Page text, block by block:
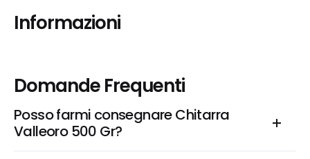
Informazioni
Domande Frequenti
Posso farmi consegnare Chitarra
Valleoro 500 Gr?